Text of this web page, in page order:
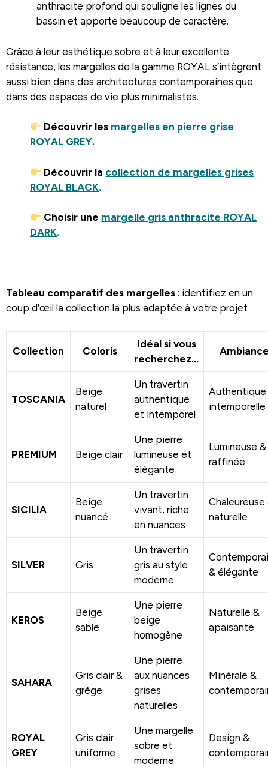
anthracite profond qui souligne les lignes du
bassin et apporte beaucoup de caractère.
Grâce à leur esthétique sobre et à leur excellente
résistance, les margelles de la gamme ROYAL s’intègrent
aussi bien dans des architectures contemporaines que
dans des espaces de vie plus minimalistes.
Découvrir les margelles en pierre grise
ROYAL GREY.
Découvrir la collection de margelles grises
ROYAL BLACK.
Choisir une margelle gris anthracite ROYAL
DARK.
Tableau comparatif des margelles : identifiez en un
coup d’œil la collection la plus adaptée à votre projet
Collection Coloris
Idéal si vous
recherchez…
TOSCANIA
Beige
naturel
Un travertin
authentique
et intemporel
Authentique
intemporelle
PREMIUM Beige clair
Une pierre
lumineuse et
élégante
Lumineuse &
raffinée
SICILIA
Beige
nuancé
Un travertin
vivant, riche
en nuances
Chaleureuse
naturelle
SILVER Gris
Un travertin
gris au style
moderne
& élégante
KEROS
Beige
sable
Une pierre
beige
homogène
Naturelle &
apaisante
SAHARA
Gris clair &
grège
Une pierre
aux nuances
grises
naturelles
Minérale &
ROYAL
GREY
Gris clair
uniforme
Une margelle
sobre et
moderne
Design &